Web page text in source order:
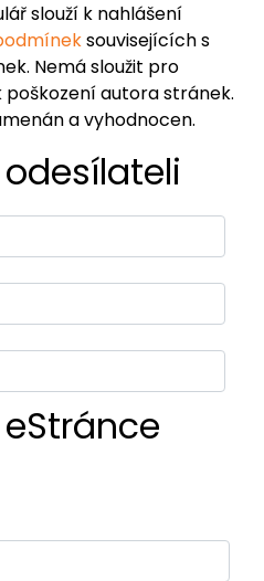
slouží k nahlášení
souvisejících s
Nemá sloužit pro
autora stránek.
a vyhodnocen.